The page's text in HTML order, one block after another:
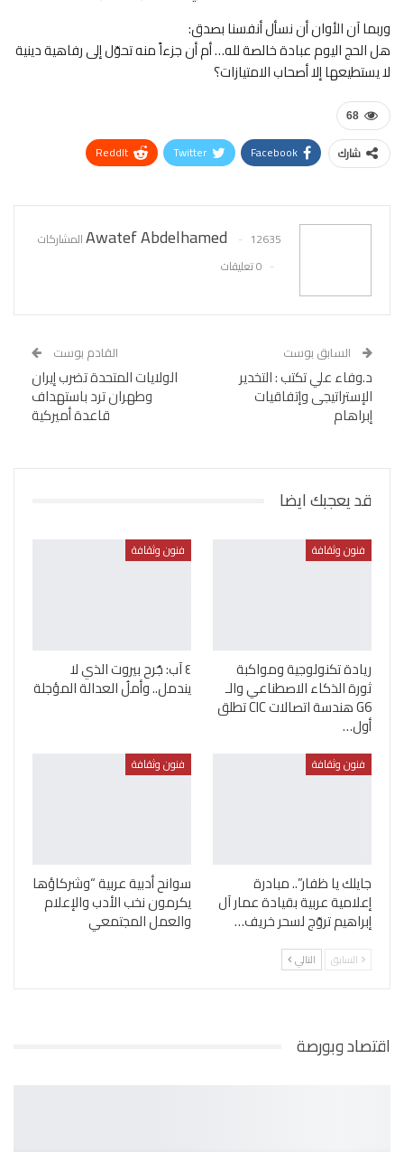
وربما آن الأوان أن نسأل أنفسنا بصدق:
هل الحج اليوم عبادة خالصة لله… أم أن جزءاً منه تحوّل إلى رفاهية دينية
لا يستطيعها إلا أصحاب الامتيازات؟
68
شارك Facebook
Twitter
ReddIt
Awatef Abdelhamed
12635 المشاركات
0 تعليقات
السابق بوست
د.وفاء علي تكتب : التخدير
الإستراتيجى وإتفاقيات
إبراهام
القادم بوست
الولايات المتحدة تضرب إيران
وطهران ترد باستهداف
قاعدة أميركية
قد يعجبك ايضا
فنون وثقافة
ريادة تكنولوجية ومواكبة
ثورة الذكاء الاصطناعي والـ
G6 هندسة اتصالات CIC تطلق
أول…
فنون وثقافة
٤ آب: جُرح بيروت الذي لا
يندمل.. وأملُ العدالة المؤجلة
فنون وثقافة
جايلك يا ظفار”.. مبادرة
إعلامية عربية بقيادة عمار آل
إبراهيم تروّج لسحر خريف…
فنون وثقافة
سوانح أدبية عربية “وشركاؤها
يكرمون نخب الأدب والإعلام
والعمل المجتمعي
السابق التالي
اقتصاد وبورصة